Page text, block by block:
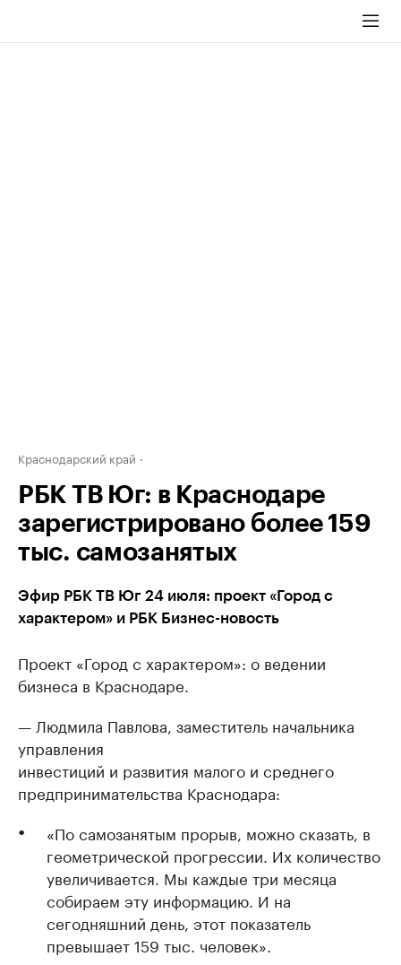
Краснодарский край
РБК ТВ Юг: в Краснодаре
зарегистрировано более 159
тыс. самозанятых
Эфир РБК ТВ Юг 24 июля: проект «Город с
характером» и РБК Бизнес-новость
Проект «Город с характером»: о ведении
бизнеса в Краснодаре.
— Людмила Павлова, заместитель начальника
управления
инвестиций и развития малого и среднего
предпринимательства Краснодара:
«По самозанятым прорыв, можно сказать, в
геометрической прогрессии. Их количество
увеличивается. Мы каждые три месяца
собираем эту информацию. И на
сегодняшний день, этот показатель
превышает 159 тыс. человек».